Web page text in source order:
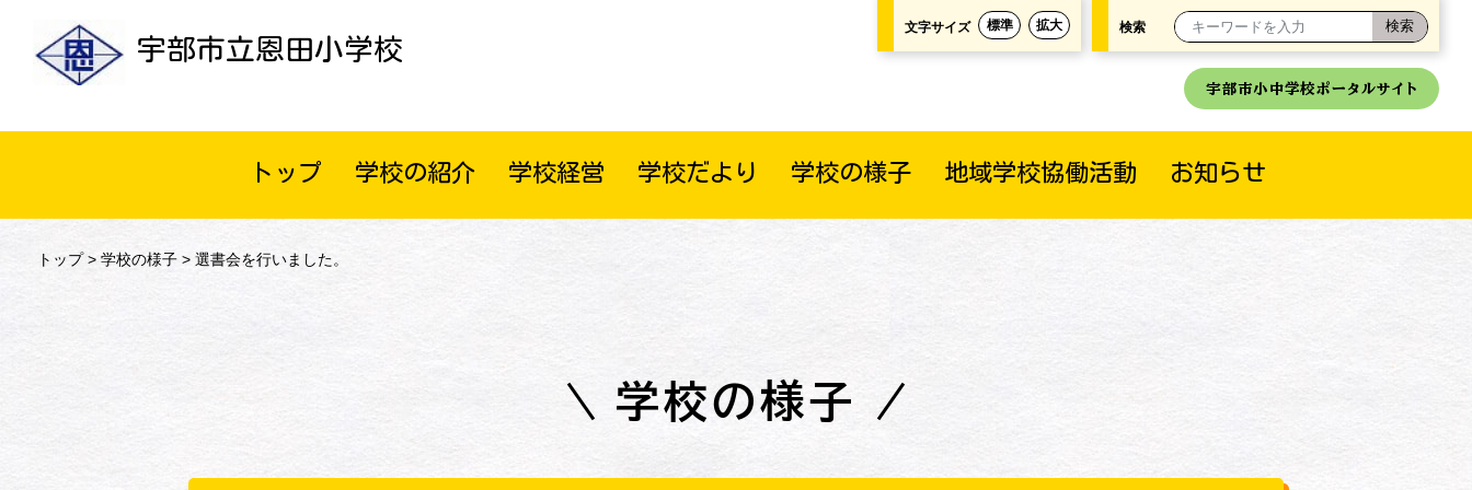
宇部市立恩田小学校
文字サイズ 標準 拡大 検索
宇部市小中学校ポータルサイト
トップ 学校の紹介 学校経営 学校だより 学校の様子 地域学校協働活動 お知らせ
トップ> 学校の様子> 選書会を行いました。
学校の様子